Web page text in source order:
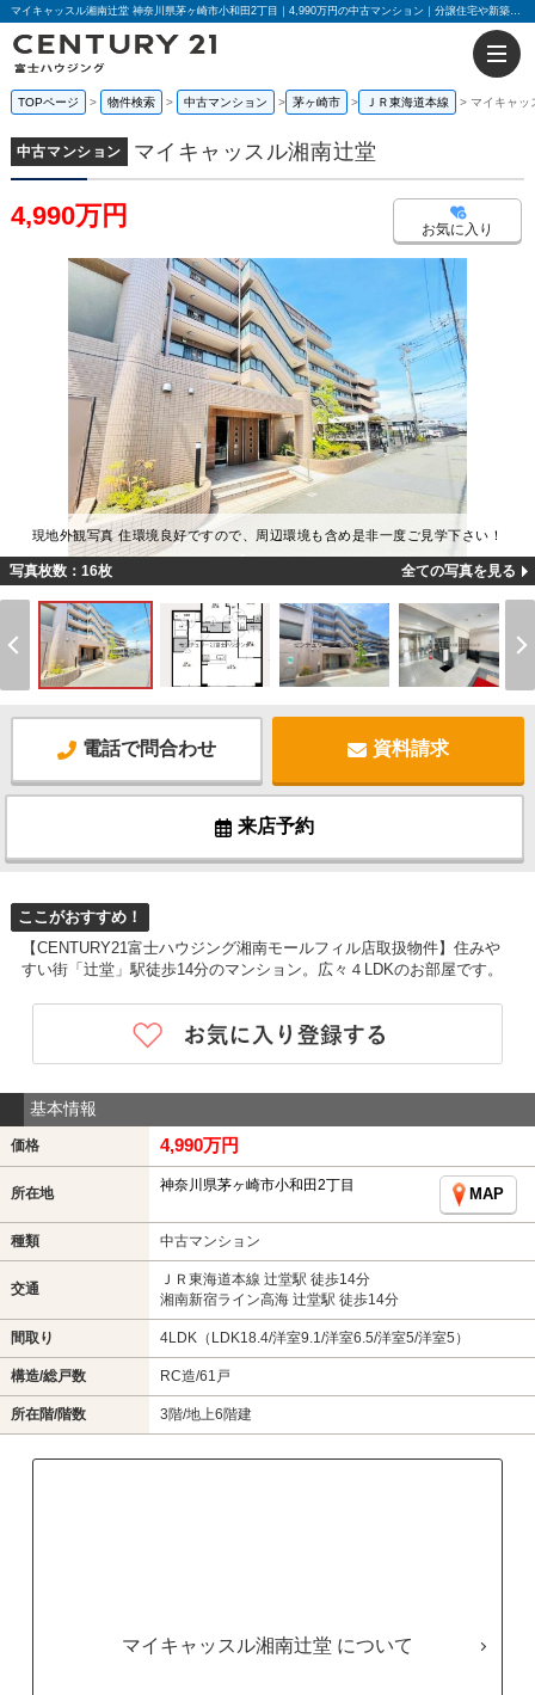
マイキャッスル湘南辻堂 神奈川県茅ヶ崎市小和田2丁目｜4,990万円の中古マンション｜分譲住宅や新築物件｜センチュリー21富士ハウジング
TOPページ 物件検索 中古マンション 茅ヶ崎市 ＪＲ東海道本線 マイキャッ
中古マンション マイキャッスル湘南辻堂
4,990万円 お気に入り
現地外観写真 住環境良好ですので、周辺環境も含め是非一度ご見学下さい！
写真枚数：16枚 全ての写真を見る
電話で問合わせ 資料請求
来店予約
ここがおすすめ！
【CENTURY21富士ハウジング湘南モールフィル店取扱物件】住みや
すい街「辻堂」駅徒歩14分のマンション。広々４LDKのお部屋です。
基本情報
価格 4,990万円
所在地 神奈川県茅ヶ崎市小和田2丁目
MAP
種類 中古マンション
交通
ＪＲ東海道本線 辻堂駅 徒歩14分
湘南新宿ライン高海 辻堂駅 徒歩14分
間取り 4LDK（LDK18.4/洋室9.1/洋室6.5/洋室5/洋室5）
構造/総戸数 RC造/61戸
所在階/階数 3階/地上6階建
マイキャッスル湘南辻堂